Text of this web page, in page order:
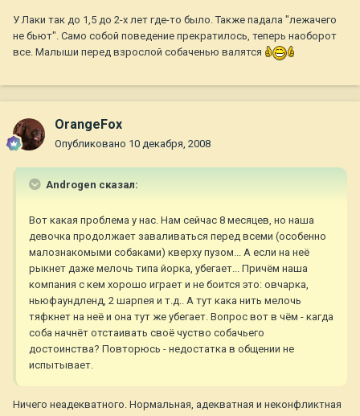
У Лаки так до 1,5 до 2-х лет где-то было. Также падала "лежачего
не бьют". Само собой поведение прекратилось, теперь наоборот
все. Малыши перед взрослой собаченью валятся
OrangeFox
Опубликовано 10 декабря, 2008
Androgen сказал:
Вот какая проблема у нас. Нам сейчас 8 месяцев, но наша
девочка продолжает заваливаться перед всеми (особенно
малознакомыми собаками) кверху пузом... А если на неё
рыкнет даже мелочь типа йорка, убегает... Причём наша
компания с кем хорошо играет и не боится это: овчарка,
ньюфаундленд, 2 шарпея и т.д.. А тут кака нить мелочь
тяфкнет на неё и она тут же убегает. Вопрос вот в чём - кагда
соба начнёт отстаивать своё чуство собачьего
достоинства? Повторюсь - недостатка в общении не
испытывает.
Ничего неадекватного. Нормальная, адекватная и неконфликтная